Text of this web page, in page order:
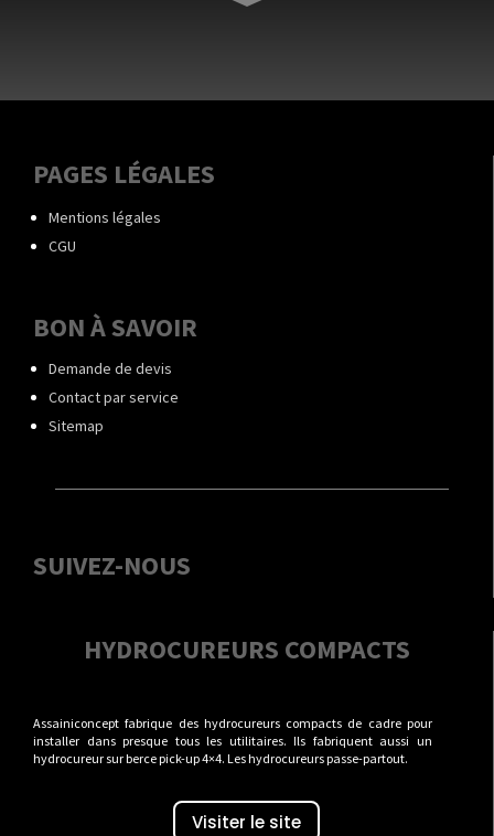
PAGES LÉGALES
Mentions légales
CGU
BON À SAVOIR
Demande de devis
Contact par service
Sitemap
SUIVEZ-NOUS
HYDROCUREURS COMPACTS
Assainiconcept fabrique des hydrocureurs compacts de cadre pour
installer dans presque tous les utilitaires. Ils fabriquent aussi un
hydrocureur sur berce pick-up 4×4. Les hydrocureurs passe-partout.
Visiter le site